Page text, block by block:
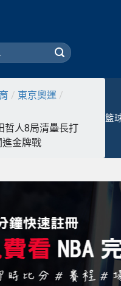
/ 東京奧運 /
哲人8局清壘長打
進金牌戰
籃